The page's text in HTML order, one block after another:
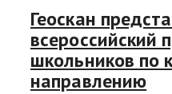
Геоскан
всероссийский
школьников по
направлению